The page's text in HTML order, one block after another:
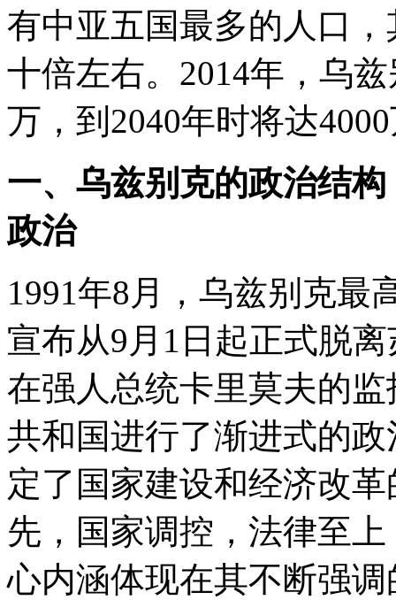
有中亚五国最多的人口
十倍左右。2014年，乌
万，到2040年时将达
一、乌兹别克的政治结
政治
1991年8月，乌兹别克最
宣布从9月1日起正式脱
在强人总统卡里莫夫的
共和国进行了渐进式的
定了国家建设和经济改
先，国家调控，法律至
心内涵体现在其不断强